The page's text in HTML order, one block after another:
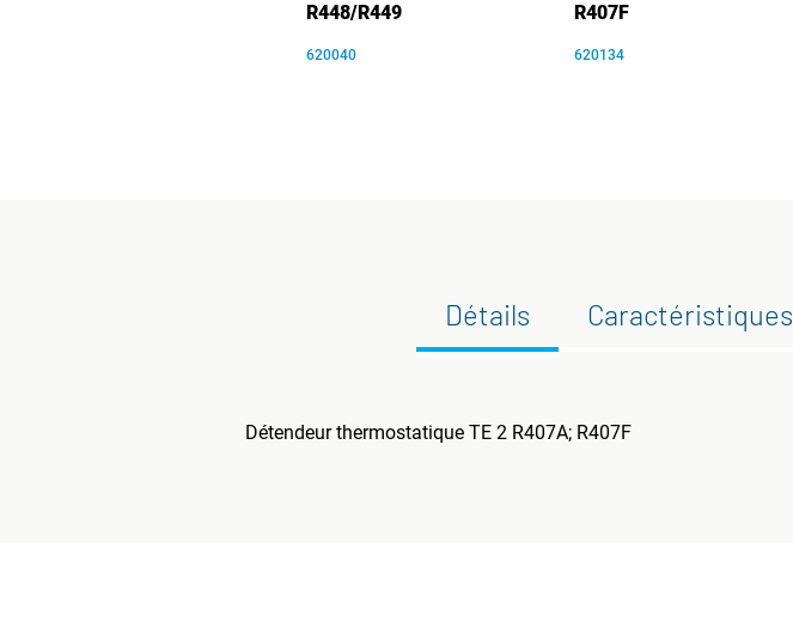
R448/R449
620040
R407F
620134
Détails Caractéristiques
Détendeur thermostatique TE 2 R407A; R407F